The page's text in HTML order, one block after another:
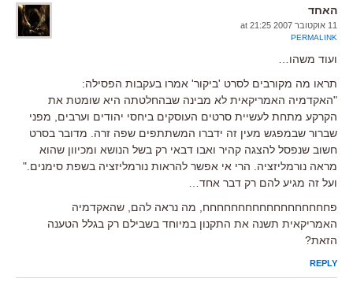
האחד
11 אוקטובר 2007 at 21:25
PERMALINK
ועוד משהו…
תראו מה מקורבים לסרט 'ביקור' אמרו בעקבות הפסילה:
"האקדמיה האמריקאית לא מבינה שבהחלטתה היא שומטת את
הקרקע מתחת לעשיית סרטים העוסקים ביחסי יהודים וערבים, מפני
שברור שבמפגש מעין זה ידברו המשתתפים שפה זרה. מדובר בסרט
חשוב שנפסל להצגה קהיר ואבו דבאי רק בשל הנושא ומכיוון שהוא
מראה נורמליזציה. הרי אי אפשר להראות נורמליזציה בשפת סימנים."
ועל זה מגיע להם רק דבר אחד…
פחחחחחחחחחחחחחחחחחח, מה נראה להם, שהאקדמיה
האמריקאית תשנה את התקנון במיוחד בשבילם רק בגלל הטענה
הזאת?
REPLY